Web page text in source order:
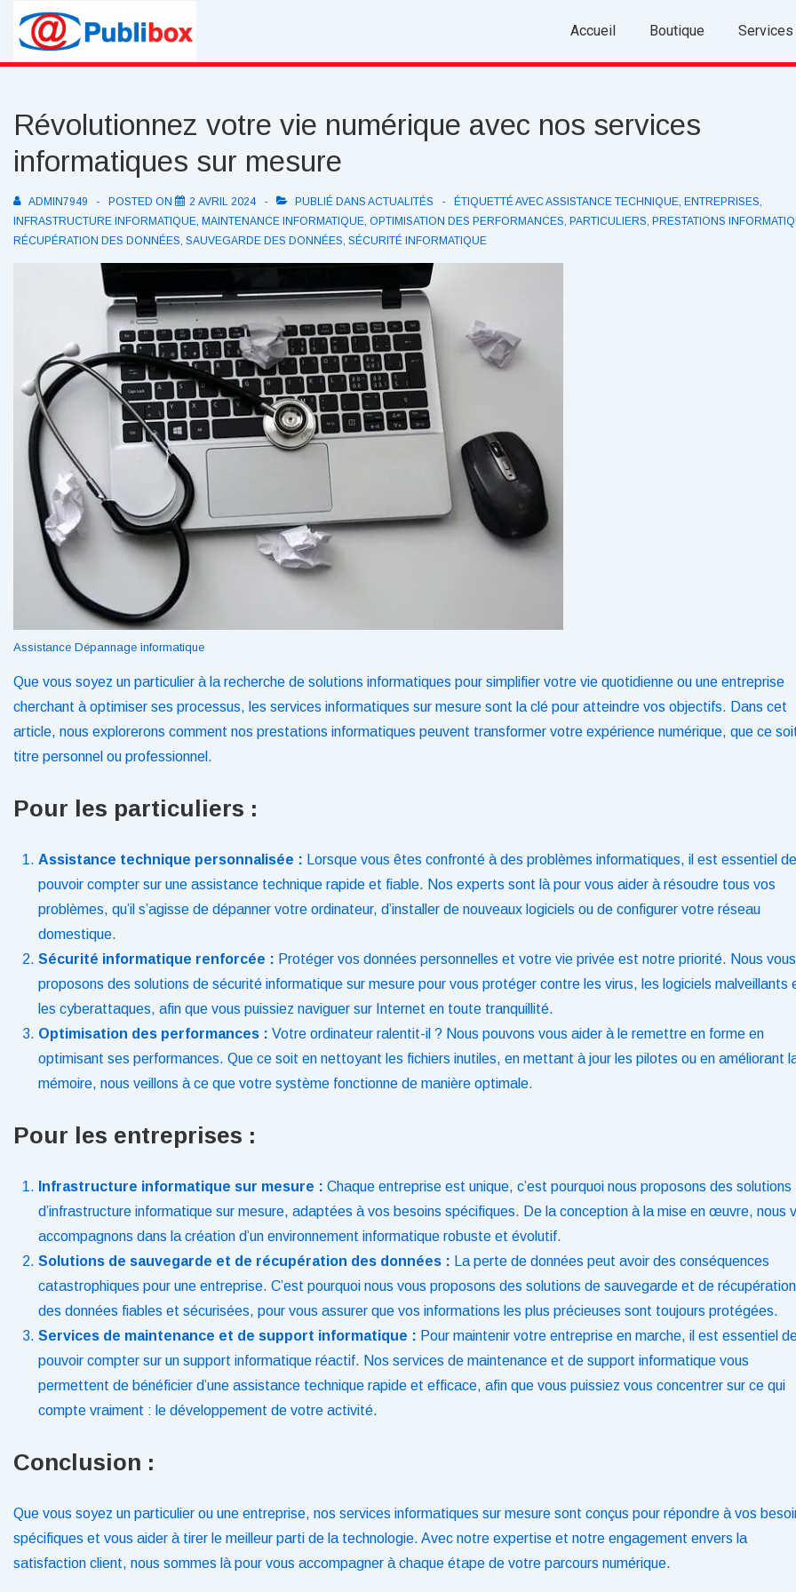
passer
au
principal
Main
Accueil Boutique Services
Révolutionnez votre vie numérique avec nos services
informatiques sur mesure
ADMIN7949 POSTED ON 2 AVRIL 2024 PUBLIÉ DANS ACTUALITÉS ÉTIQUETTÉ AVECASSISTANCE TECHNIQUE, ENTREPRISES,
INFRASTRUCTURE INFORMATIQUE, MAINTENANCE INFORMATIQUE, OPTIMISATION DES PERFORMANCES, PARTICULIERS, PRESTATIONS
RÉCUPÉRATION DES DONNÉES, SAUVEGARDE DES DONNÉES, SÉCURITÉ INFORMATIQUE
Assistance Dépannage informatique
Que vous soyez un particulier à la recherche de solutions informatiques pour simplifier votre vie quotidienne ou une entreprise
cherchant à optimiser ses processus, les services informatiques sur mesure sont la clé pour atteindre vos objectifs. Dans cet
article, nous explorerons comment nos prestations informatiques peuvent transformer votre expérience numérique, que ce
titre personnel ou professionnel.
Pour les particuliers :
Assistance technique personnalisée : Lorsque vous êtes confronté à des problèmes informatiques, il est essentiel de
pouvoir compter sur une assistance technique rapide et fiable. Nos experts sont là pour vous aider à résoudre tous vos
problèmes, qu’il s’agisse de dépanner votre ordinateur, d’installer de nouveaux logiciels ou de configurer votre réseau
domestique.
Sécurité informatique renforcée : Protéger vos données personnelles et votre vie privée est notre priorité. Nous vous
proposons des solutions de sécurité informatique sur mesure pour vous protéger contre les virus, les logiciels malveillants
les cyberattaques, afin que vous puissiez naviguer sur Internet en toute tranquillité.
Optimisation des performances : Votre ordinateur ralentit-il ? Nous pouvons vous aider à le remettre en forme en
optimisant ses performances. Que ce soit en nettoyant les fichiers inutiles, en mettant à jour les pilotes ou en améliorant
mémoire, nous veillons à ce que votre système fonctionne de manière optimale.
Pour les entreprises :
Infrastructure informatique sur mesure : Chaque entreprise est unique, c’est pourquoi nous proposons des solutions
d’infrastructure informatique sur mesure, adaptées à vos besoins spécifiques. De la conception à la mise en œuvre, nous
accompagnons dans la création d’un environnement informatique robuste et évolutif.
Solutions de sauvegarde et de récupération des données : La perte de données peut avoir des conséquences
catastrophiques pour une entreprise. C’est pourquoi nous vous proposons des solutions de sauvegarde et de récupération
des données fiables et sécurisées, pour vous assurer que vos informations les plus précieuses sont toujours protégées.
Services de maintenance et de support informatique : Pour maintenir votre entreprise en marche, il est essentiel
pouvoir compter sur un support informatique réactif. Nos services de maintenance et de support informatique vous
permettent de bénéficier d’une assistance technique rapide et efficace, afin que vous puissiez vous concentrer sur ce qui
compte vraiment : le développement de votre activité.
Conclusion :
Que vous soyez un particulier ou une entreprise, nos services informatiques sur mesure sont conçus pour répondre à vos
spécifiques et vous aider à tirer le meilleur parti de la technologie. Avec notre expertise et notre engagement envers la
satisfaction client, nous sommes là pour vous accompagner à chaque étape de votre parcours numérique.